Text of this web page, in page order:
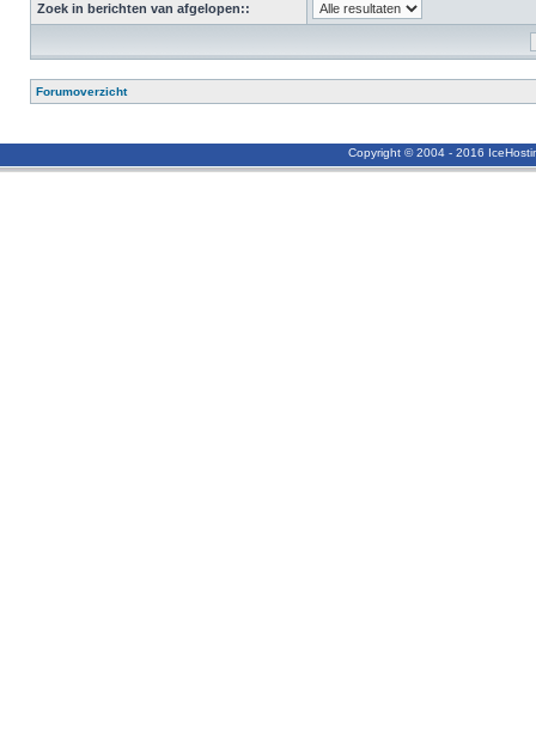
Zoek in berichten van afgelopen::
Forumoverzicht
Copyright © 2004 - 2016